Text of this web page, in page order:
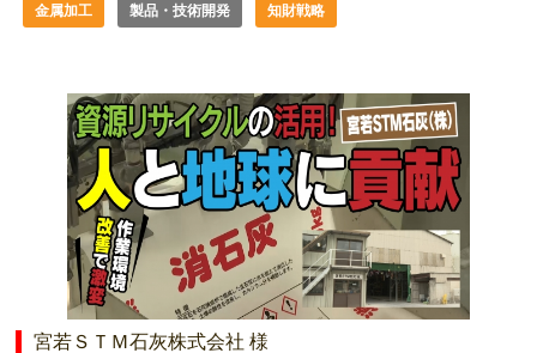
金属加工 製品・技術開発 知財戦略
宮若ＳＴＭ石灰株式会社 様